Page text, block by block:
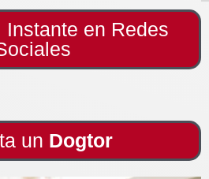
en Redes
un Dogtor